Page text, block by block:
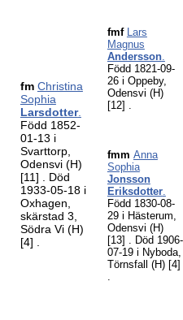
fm Christina
Sophia
Larsdotter.
Född 1852-
01-13 i
Svarttorp,
Odensvi (H)
[11]
. Död
1933-05-18 i
Oxhagen,
skärstad 3,
Södra Vi (H)
[4]
fmf Lars
Magnus
Andersson.
Född 1821-09-
26 i Oppeby,
Odensvi (H)
[12] .
fmm Anna
Sophia
Jonsson
Eriksdotter.
Född 1830-08-
29 i Hästerum,
Odensvi (H)
[13] . Död 1906-
07-19 i Nyboda,
Törnsfall (H) [4]
.